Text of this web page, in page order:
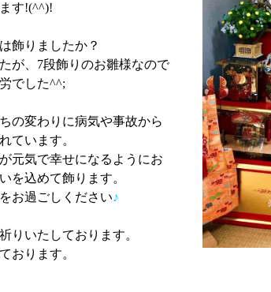
す!(^^)!
飾りましたか？
が、7段飾りのお雛様なので
でした^^;
の変わりに病気や事故から
ています。
元気で幸せになるようにお
を込めて飾ります。
お過ごしください♪
りいたしております。
おります。